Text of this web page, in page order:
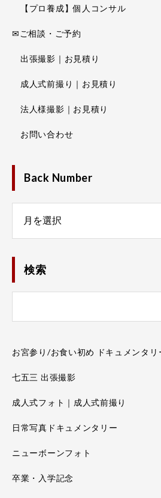
【プロ養成】個人コンサル
✉ご相談・ご予約
出張撮影｜お見積り
成人式前撮り｜お見積り
法人様撮影｜お見積り
お問い合わせ
Back Number
検索
お宮参り/お食い初め ドキュメンタ
七五三 出張撮影
成人式フォト｜成人式前撮り
日常写真ドキュメンタリー
ニューボーンフォト
卒業・入学記念